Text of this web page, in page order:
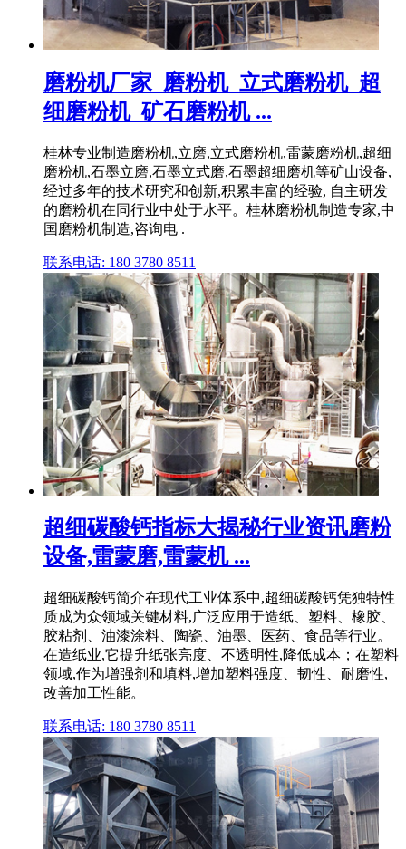
磨粉机厂家_磨粉机_立式磨粉机_超
细磨粉机_矿石磨粉机 ...
桂林专业制造磨粉机,立磨,立式磨粉机,雷蒙磨粉机,超细
磨粉机,石墨立磨,石墨立式磨,石墨超细磨机等矿山设备,
经过多年的技术研究和创新,积累丰富的经验, 自主研发
的磨粉机在同行业中处于水平。桂林磨粉机制造专家,中
国磨粉机制造,咨询电 .
联系电话: 180 3780 8511
超细碳酸钙指标大揭秘行业资讯磨粉
设备,雷蒙磨,雷蒙机 ...
超细碳酸钙简介在现代工业体系中,超细碳酸钙凭独特性
质成为众领域关键材料,广泛应用于造纸、塑料、橡胶、
胶粘剂、油漆涂料、陶瓷、油墨、医药、食品等行业。
在造纸业,它提升纸张亮度、不透明性,降低成本；在塑料
领域,作为增强剂和填料,增加塑料强度、韧性、耐磨性,
改善加工性能。
联系电话: 180 3780 8511